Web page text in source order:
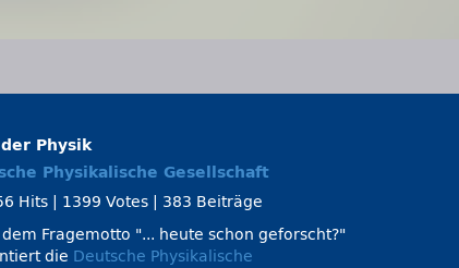
Physik
Physikalische Gesellschaft
Hits
1399 Votes
383 Beiträge
Fragemotto
... heute schon geforscht?
die Deutsche Physikalische